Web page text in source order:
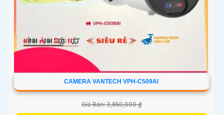
CAMERA VANTECH VPH-C509AI
Giá Bán: 3,850,000 ₫